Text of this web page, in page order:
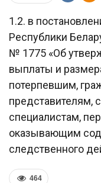
1.2. в
Республики
№ 1775 «Об
выплаты и
потерпевшим,
представителям,
специалистам,
оказывающим
следственного
464